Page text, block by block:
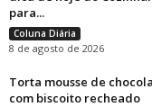
para...
Coluna Diária
8 de agosto de 2026
Torta mousse de
com biscoito recheado